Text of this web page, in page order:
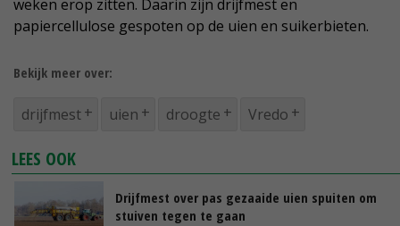
weken erop zitten. Daarin zijn drijfmest en
papiercellulose gespoten op de uien en suikerbieten.
Bekijk meer over:
drijfmest uien droogte Vredo
LEES OOK
Drijfmest over pas gezaaide uien spuiten om
stuiven tegen te gaan